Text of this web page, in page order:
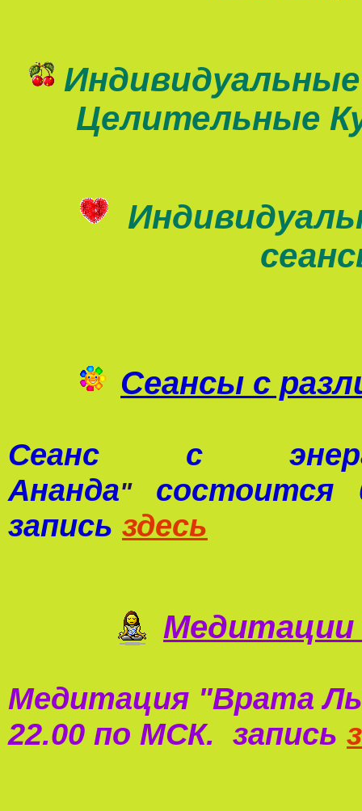
Целительные
Сеансы с
Сеанс с
Ананда"
состоится
запись здесь
Медитации
Медитация "Врата
22.00 по МСК. запись